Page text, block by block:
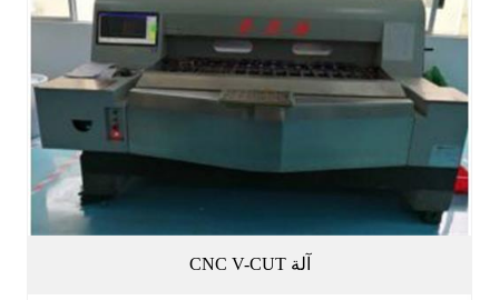
آلة CNC V-CUT